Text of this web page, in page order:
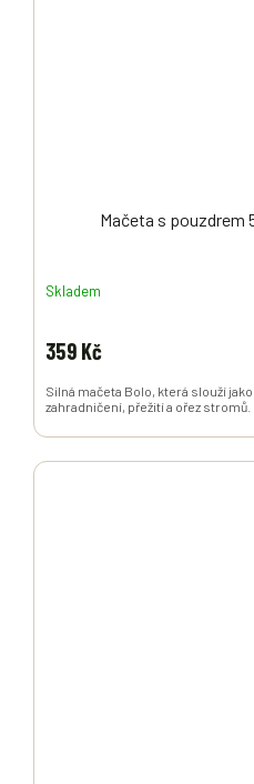
Mačeta s pouzdrem
Skladem
359 Kč
Silná mačeta Bolo, která slouží
zahradničení, přežití a ořez stromů.